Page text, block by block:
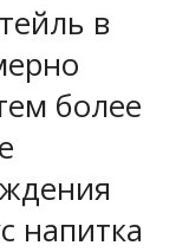
в
более
напитка